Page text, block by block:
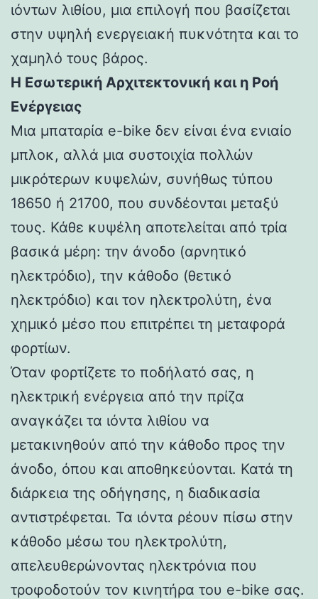
ιόντων λιθίου, μια επιλογή που βασίζεται
στην υψηλή ενεργειακή πυκνότητα και το
χαμηλό τους βάρος.
Η Εσωτερική Αρχιτεκτονική και η Ροή
Ενέργειας
Μια μπαταρία e-bike δεν είναι ένα ενιαίο
μπλοκ, αλλά μια συστοιχία πολλών
μικρότερων κυψελών, συνήθως τύπου
18650 ή 21700, που συνδέονται μεταξύ
τους. Κάθε κυψέλη αποτελείται από τρία
βασικά μέρη: την άνοδο (αρνητικό
ηλεκτρόδιο), την κάθοδο (θετικό
ηλεκτρόδιο) και τον ηλεκτρολύτη, ένα
χημικό μέσο που επιτρέπει τη μεταφορά
φορτίων.
Όταν φορτίζετε το ποδήλατό σας, η
ηλεκτρική ενέργεια από την πρίζα
αναγκάζει τα ιόντα λιθίου να
μετακινηθούν από την κάθοδο προς την
άνοδο, όπου και αποθηκεύονται. Κατά τη
διάρκεια της οδήγησης, η διαδικασία
αντιστρέφεται. Τα ιόντα ρέουν πίσω στην
κάθοδο μέσω του ηλεκτρολύτη,
απελευθερώνοντας ηλεκτρόνια που
τροφοδοτούν τον κινητήρα του e-bike σας.